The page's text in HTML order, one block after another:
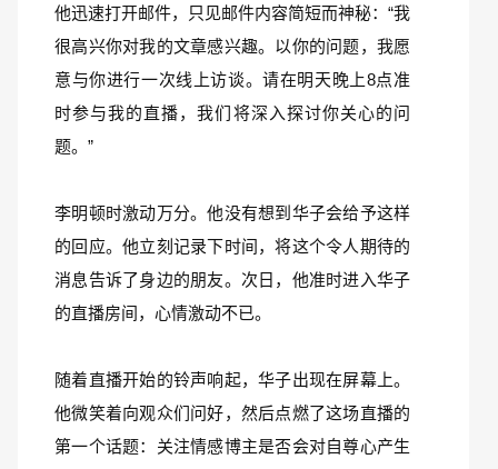
他迅速打开邮件，只见邮件内容简短而神秘：“我
很高兴你对我的文章感兴趣。以你的问题，我愿
意与你进行一次线上访谈。请在明天晚上8点准
时参与我的直播，我们将深入探讨你关心的问
题。”
李明顿时激动万分。他没有想到华子会给予这样
的回应。他立刻记录下时间，将这个令人期待的
消息告诉了身边的朋友。次日，他准时进入华子
的直播房间，心情激动不已。
随着直播开始的铃声响起，华子出现在屏幕上。
他微笑着向观众们问好，然后点燃了这场直播的
第一个话题：关注情感博主是否会对自尊心产生